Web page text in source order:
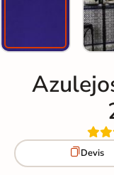
Devis